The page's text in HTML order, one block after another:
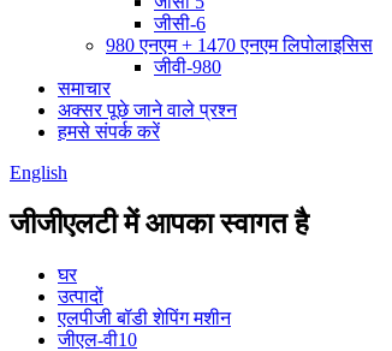
जीसी-6
980 एनएम + 1470 एनएम लिपोलाइसिस
जीवी-980
समाचार
अक्सर पूछे जाने वाले प्रश्न
हमसे संपर्क करें
English
जीजीएलटी में आपका स्वागत है
घर
उत्पादों
एलपीजी बॉडी शेपिंग मशीन
जीएल-वी10